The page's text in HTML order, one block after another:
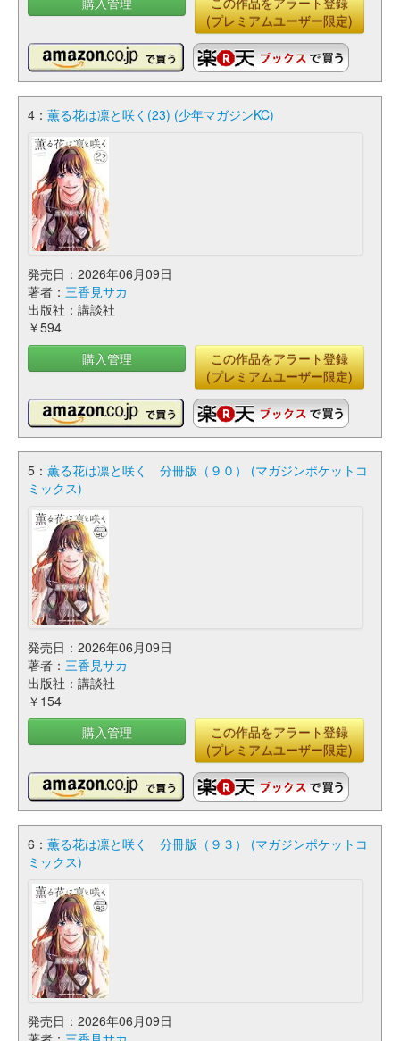
(プレミアムユーザー限定)
4： 薫る花は凛と咲く(23) (少年マガジンKC)
発売日：2026年06月09日
著者： 三香見サカ
出版社：講談社
￥594
購入管理
この作品をアラート登録
(プレミアムユーザー限定)
5： 薫る花は凛と咲く 分冊版（９０） (マガジンポケットコ
ミックス)
発売日：2026年06月09日
著者： 三香見サカ
出版社：講談社
￥154
購入管理
この作品をアラート登録
(プレミアムユーザー限定)
6： 薫る花は凛と咲く 分冊版（９３） (マガジンポケットコ
ミックス)
発売日：2026年06月09日